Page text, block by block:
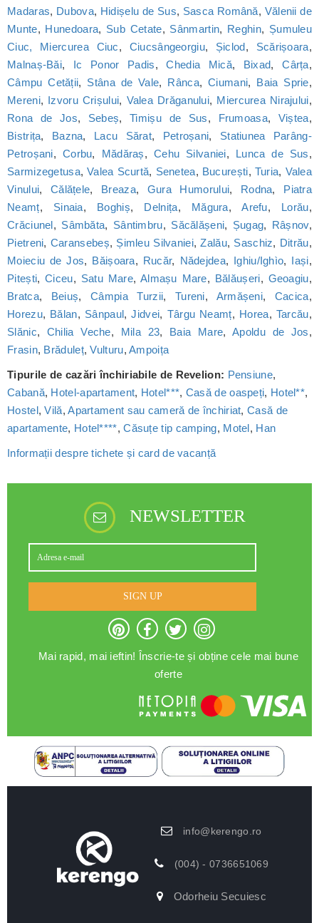
Madaras, Dubova, Hidișelu de Sus, Sasca Română, Vălenii de
Munte, Hunedoara, Sub Cetate, Sânmartin, Reghin, Șumuleu
Ciuc, Miercurea Ciuc, Ciucsângeorgiu, Șiclod, Scărișoara,
Malnaș-Băi, Ic Ponor Padis,Chedia Mică, Bixad,Cârța,
Câmpu Cetății, Stâna de Vale, Rânca,Ciumani, Baia Sprie,
Mereni, Izvoru Crișului, Valea Drăganului, Miercurea Nirajului,
Rona de Jos, Sebeș,Timișu de Sus, Frumoasa, Viștea,
Bistrița, Bazna, Lacu Sărat, Petroșani, Statiunea Parâng-
Petroșani, Corbu, Mădăraș, Cehu Silvaniei, Lunca de Sus,
Sarmizegetusa,Valea Scurtă, Senetea, București, Turia, Valea
Vinului, Călățele, Breaza, Gura Humorului, Rodna, Piatra
Neamț, Sinaia, Boghiș, Delnița, Măgura,Arefu, Lorău,
Crăciunel, Sâmbăta, Sântimbru, Săcălășeni, Șugag, Râșnov,
Pietreni, Caransebeș, Șimleu Silvaniei,Zalău, Saschiz, Ditrău,
Moieciu de Jos, Băișoara, Rucăr, Nădejdea, Ighiu/Ighìo, Iași,
Pitești,Ciceu, Satu Mare, Almașu Mare, Bălăușeri, Geoagiu,
Bratca, Beiuș, Câmpia Turzii, Tureni, Armășeni, Cacica,
Horezu, Bălan, Sânpaul,Jidvei, Târgu Neamț, Horea, Tarcău,
Slănic, Chilia Veche, Mila 23, Baia Mare,Apoldu de Jos,
Frasin, Brăduleț,Vulturu,Ampoița
Tipurile de cazări închiriabile de Revelion: Pensiune,
Cabană, Hotel-apartament, Hotel***, Casă de oaspeți, Hotel**,
Hostel,Vilă,Apartament sau cameră de închiriat,Casă de
apartamente, Hotel****,Căsuțe tip camping, Motel, Han
Informații despre tichete și card de vacanță
NEWSLETTER
SIGN UP
Mai rapid, mai ieftin! Înscrie-te și obține cele mai bune
oferte
info@kerengo.ro
(004) - 0736651069
Odorheiu Secuiesc